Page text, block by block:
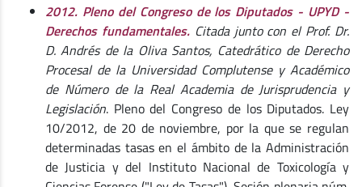
2012. Pleno del Congreso de los Diputados - UPYD -
Derechos fundamentales.Citada junto con el Prof. Dr.
D. Andrés de la Oliva Santos, Catedrático de Derecho
Procesal de la Universidad Complutense y Académico
de Número de la Real Academia de Jurisprudencia y
Legislación. Pleno del Congreso de los Diputados. Ley
10/2012, de 20 de noviembre, por la que se regulan
determinadas tasas en el ámbito de la Administración
de Justicia y del Instituto Nacional de Toxicología y